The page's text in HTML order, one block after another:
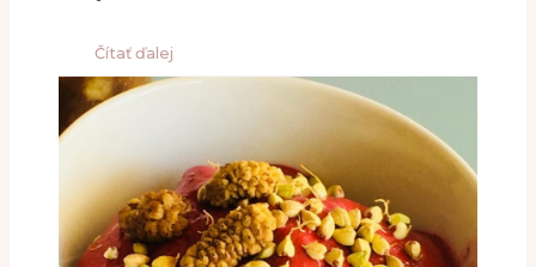
Čítať ďalej